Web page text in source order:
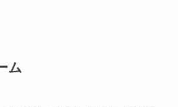
ム